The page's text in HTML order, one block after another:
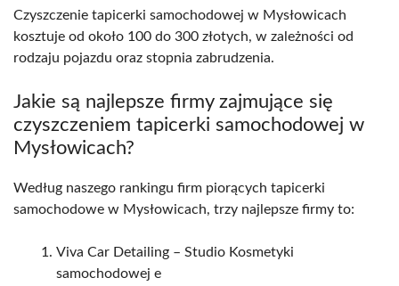
Czyszczenie tapicerki samochodowej w Mysłowicach
kosztuje od około 100 do 300 złotych, w zależności od
rodzaju pojazdu oraz stopnia zabrudzenia.
Jakie są najlepsze firmy zajmujące się
czyszczeniem tapicerki samochodowej w
Mysłowicach?
Według naszego rankingu firm piorących tapicerki
samochodowe w Mysłowicach, trzy najlepsze firmy to:
Viva Car Detailing – Studio Kosmetyki
samochodowej e